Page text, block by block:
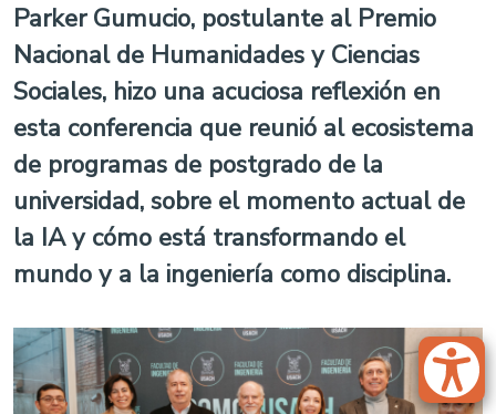
Parker Gumucio, postulante al Premio
Nacional de Humanidades y Ciencias
Sociales, hizo una acuciosa reflexión en
esta conferencia que reunió al ecosistema
de programas de postgrado de la
universidad,sobre el momento actual de
la IA y cómo está transformando el
mundo y a la ingeniería como disciplina.